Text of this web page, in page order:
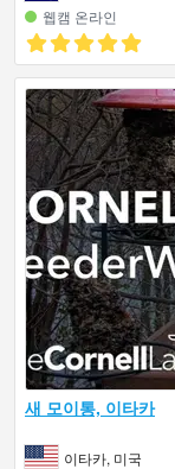
웹캠 온라인
새 모이통, 이타카
이타카, 미국